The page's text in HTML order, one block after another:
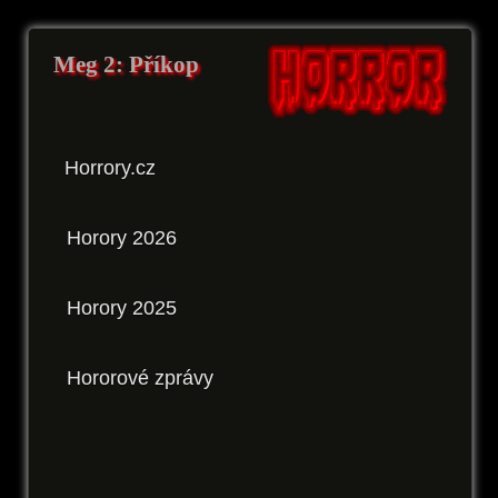
Meg 2: Příkop
Horrory.cz
Horory 2026
Horory 2025
Hororové zprávy